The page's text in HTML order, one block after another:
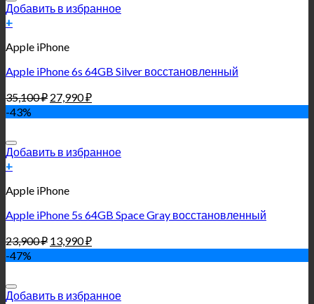
Добавить в избранное
+
Apple iPhone
Apple iPhone 6s 64GB Silver восстановленный
35,100₽ 27,990₽
-43%
Добавить в избранное
+
Apple iPhone
Apple iPhone 5s 64GB Space Gray восстановленный
23,900₽ 13,990₽
-47%
Добавить в избранное